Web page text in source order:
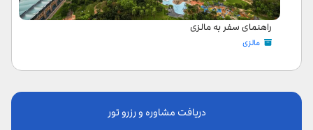
راهنمای سفر به مالزی
مالزی
دریافت مشاوره و رزرو تور